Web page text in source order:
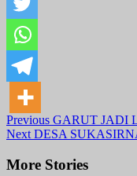
Post
Navigation
Previous GARUT JADI
Next DESA
More Stories